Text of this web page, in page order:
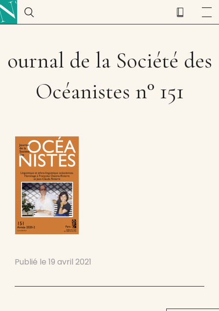
ournal de la Société des
Océanistes n° 151
Publié le 19 avril 2021